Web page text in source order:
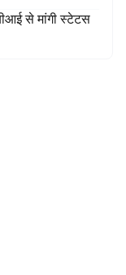
से मांगी स्टेटस